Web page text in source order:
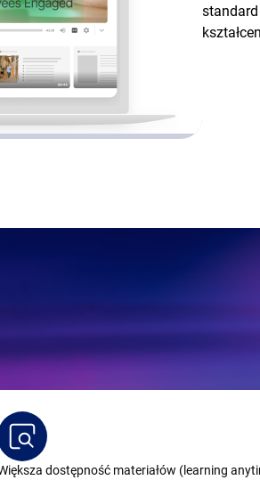
dostępność materiałów (learning